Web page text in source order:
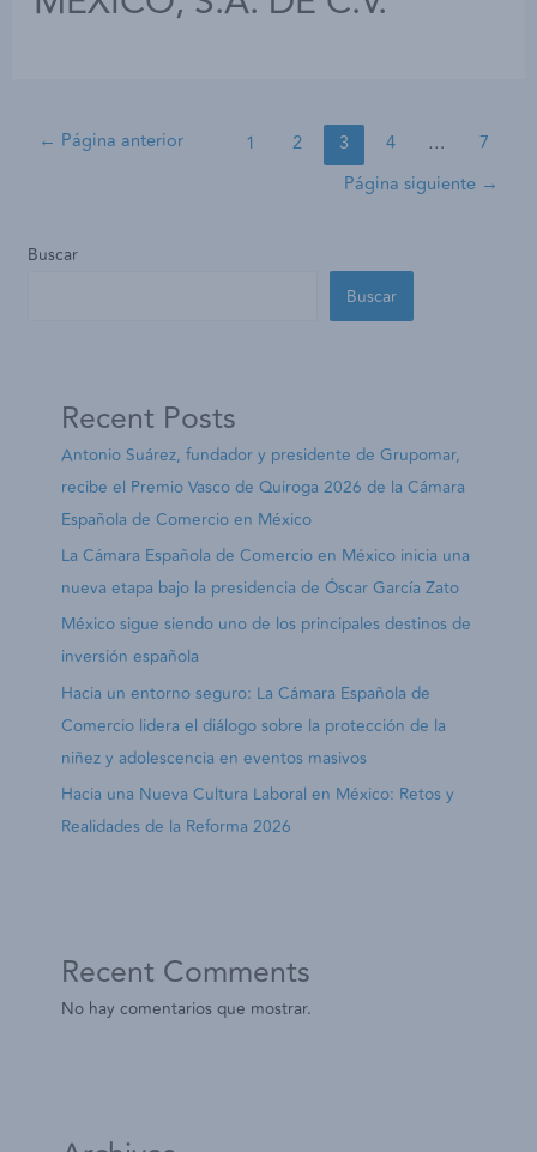
← Página anterior 1 2 3 4 …
7
Página siguiente →
Buscar
Buscar
Recent Posts
Antonio Suárez, fundador y presidente de Grupomar,
recibe el Premio Vasco de Quiroga 2026 de la Cámara
Española de Comercio en México
La Cámara Española de Comercio en México inicia una
nueva etapa bajo la presidencia de Óscar García Zato
México sigue siendo uno de los principales destinos de
inversión española
Hacia un entorno seguro: La Cámara Española de
Comercio lidera el diálogo sobre la protección de la
niñez y adolescencia en eventos masivos
Hacia una Nueva Cultura Laboral en México: Retos y
Realidades de la Reforma 2026
Recent Comments
No hay comentarios que mostrar.